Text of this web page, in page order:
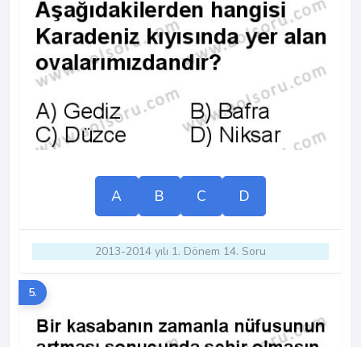
A B C D
2013-2014 yılı 1. Dönem 14. Soru
5.